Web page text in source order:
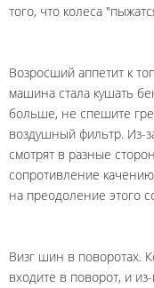
того, что колеса
Возросший аппетит к
машина стала кушать
больше, не спешите
воздушный фильтр. Из-
смотрят в разные
сопротивление качению
на преодоление этого
Визг шин в поворотах.
входите в поворот, и